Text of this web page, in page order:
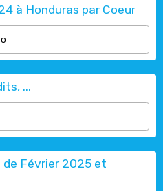
à Honduras par Coeur
...
de Février 2025 et